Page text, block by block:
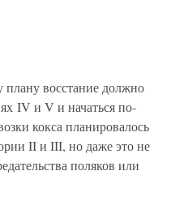
восстание должно
IV и V и начаться по-
кокса планировалось
II и III, но даже это не
поляков или